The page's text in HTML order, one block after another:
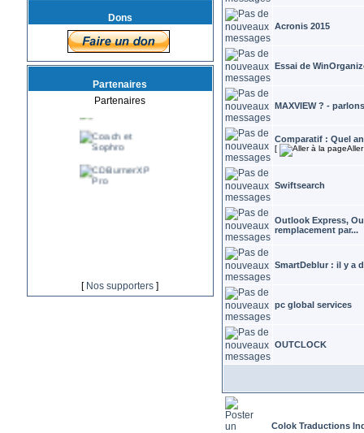
Dons
Partenaires
Partenaires
[ Nos supporters ]
Acronis 2015
Essai de
MAXVIEW ? -
Comparatif : Quel
[
Swiftsearch
Outlook Express,
remplacement par...
SmartDeblur : il y a
pc global services
OUTCLOCK
Colok Traductions